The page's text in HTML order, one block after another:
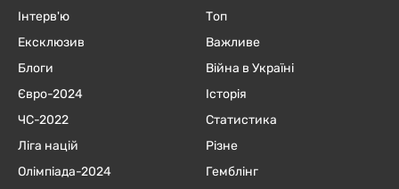
Інтерв'ю
Ексклюзив
Блоги
Євро-2024
ЧC-2022
Ліга націй
Олімпіада-2024
Топ
Важливе
Війна в Україні
Історія
Статистика
Різне
Гемблінг